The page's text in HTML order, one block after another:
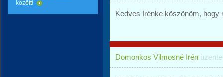
között!
Kedves Irénke köszönöm, hogy
Domonkos Vilmosné Irén